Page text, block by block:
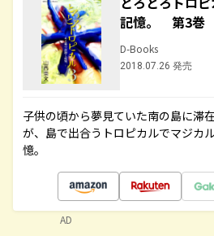
記憶。 第3巻
D-Books
2018.07.26 発売
子供の頃から夢見ていた南の島に滞
が、島で出合うトロピカルでマジカ
憶。
AD